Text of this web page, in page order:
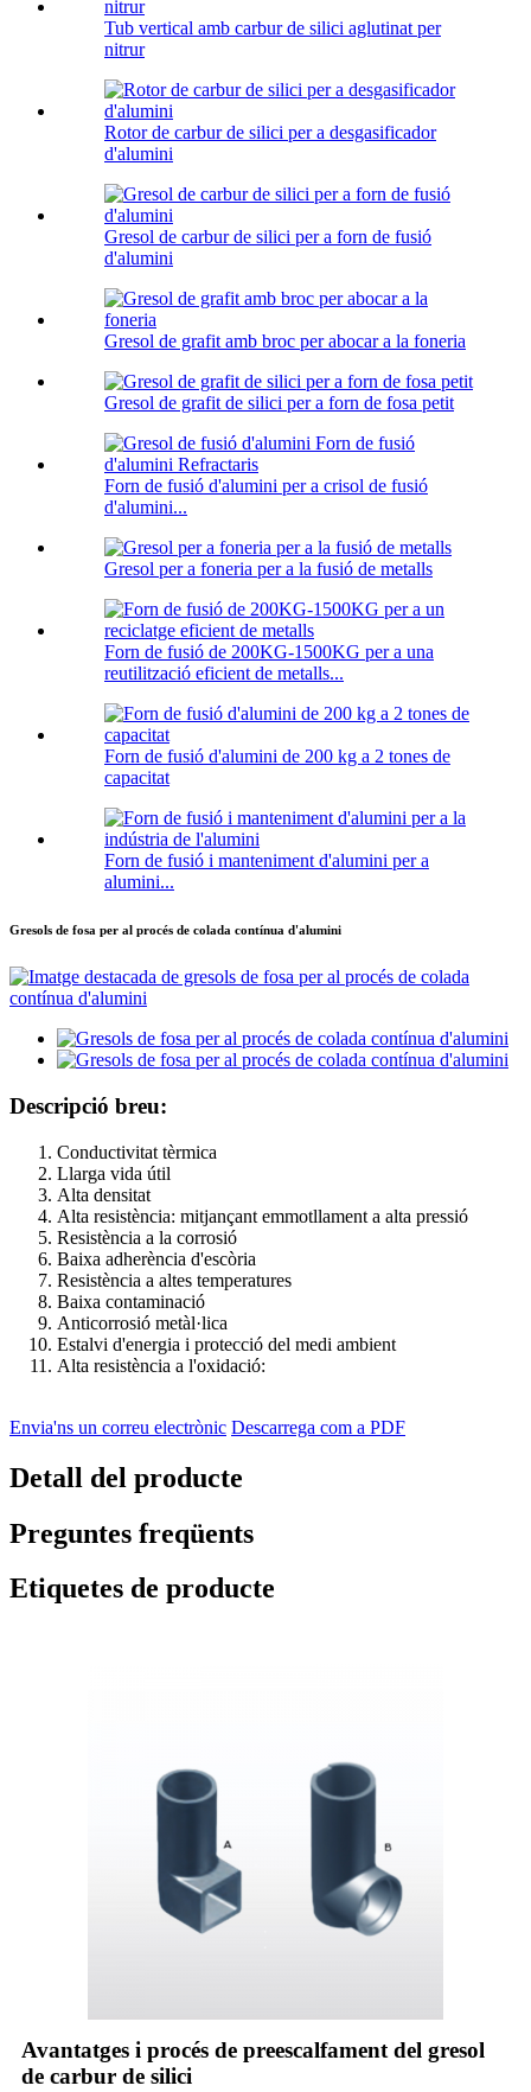
Tub vertical amb carbur de silici aglutinat per
nitrur
Rotor de carbur de silici per a desgasificador
d'alumini
Gresol de carbur de silici per a forn de fusió
d'alumini
Gresol de grafit amb broc per abocar a la foneria
Gresol de grafit de silici per a forn de fosa petit
Forn de fusió d'alumini per a crisol de fusió
d'alumini...
Gresol per a foneria per a la fusió de metalls
Forn de fusió de 200KG-1500KG per a una
reutilització eficient de metalls...
Forn de fusió d'alumini de 200 kg a 2 tones de
capacitat
Forn de fusió i manteniment d'alumini per a
alumini...
Gresols de fosa per al procés de colada contínua d'alumini
Descripció breu:
Conductivitat tèrmica
Llarga vida útil
Alta densitat
Alta resistència: mitjançant emmotllament a alta pressió
Resistència a la corrosió
Baixa adherència d'escòria
Resistència a altes temperatures
Baixa contaminació
Anticorrosió metàl·lica
Estalvi d'energia i protecció del medi ambient
Alta resistència a l'oxidació:
Envia'ns un correu electrònic Descarrega com a PDF
Detall del producte
Preguntes freqüents
Etiquetes de producte
Avantatges i procés de preescalfament del gresol
de carbur de silici